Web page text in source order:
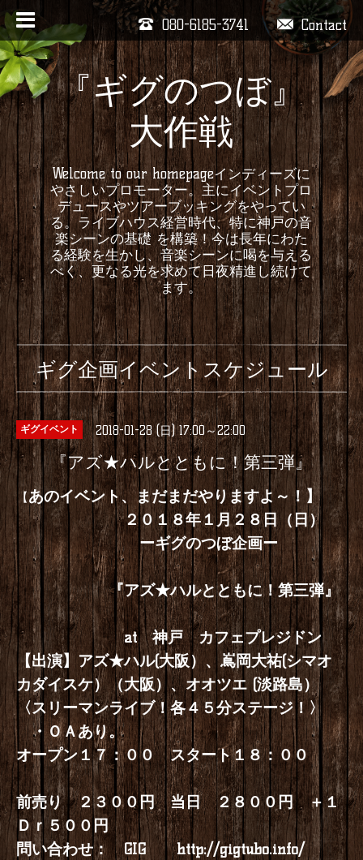
Contact
080-6185-3741
『ギグのつぼ』
大作戦
Welcome to our homepageインディーズに
やさしいプロモーター。主にイベントプロ
デュースやツアーブッキングをやってい
る。ライブハウス経営時代、特に神戸の音
楽シーンの基礎 を構築！今は長年にわた
る経験を生かし、音楽シーンに喝を与える
べく、更なる光を求めて日夜精進し続けて
ます。
ギグ企画イベントスケジュール
ギグイベント 2018-01-28 (日) 17:00～22:00
『アズ★ハルとともに！第三弾』
【あのイベント、まだまだやりますよ～！】
２０１８年１月２８日（日）
ーギグのつぼ企画ー
『アズ★ハルとともに！第三弾』
at 神戸 カフェプレジドン
【出演】アズ★ハル(大阪）、嶌岡大祐(シマオ
カダイスケ）（大阪）、オオツエ (淡路島）
〈スリーマンライブ！各４５分ステージ！〉
・ＯＡあり。
オープン１７：００ スタート１８：００
前売り ２３００円 当日 ２８００円 ＋１
Ｄｒ５００円
問い合わせ： GIGhttp://gigtubo.info/